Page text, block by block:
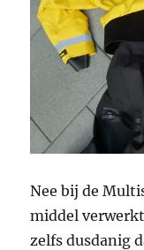
Nee bij de
middel
zelfs dusdanig